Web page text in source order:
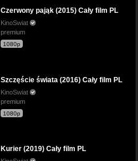
Czerwony pająk (2015) Cały film PL
KinoSwiat
premium
1080p
Szczęście świata (2016) Cały film PL
KinoSwiat
premium
1080p
Kurier (2019) Cały film PL